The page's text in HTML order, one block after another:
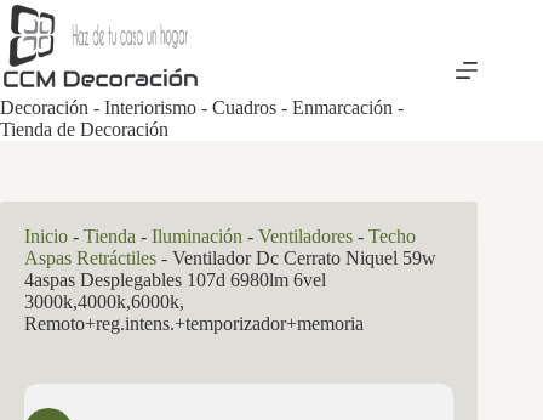
Saltar
al
contenido
Decoración - Interiorismo - Cuadros - Enmarcación -
Tienda de Decoración
Inicio - Tienda - Iluminación - Ventiladores - Techo
Aspas Retráctiles - Ventilador Dc Cerrato Niquel 59w
4aspas Desplegables 107d 6980lm 6vel
3000k,4000k,6000k,
Remoto+reg.intens.+temporizador+memoria